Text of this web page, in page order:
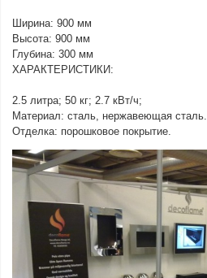
Ширина: 900 мм
Высота: 900 мм
Глубина: 300 мм
ХАРАКТЕРИСТИКИ:
2.5 литра; 50 кг; 2.7 кВт/ч;
Материал: сталь, нержавеющая сталь.
Отделка: порошковое покрытие.